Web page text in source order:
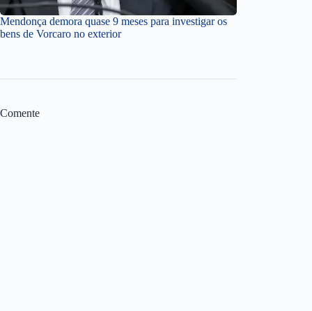
Mendonça demora quase 9 meses para investigar os
bens de Vorcaro no exterior
Comente